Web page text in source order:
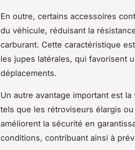
En outre, certains accessoires
du véhicule, réduisant la
carburant. Cette caractéristique
les jupes latérales, qui favorisent
déplacements.
Un autre avantage important est
tels que les rétroviseurs élargis
améliorent la sécurité en
conditions, contribuant ainsi à